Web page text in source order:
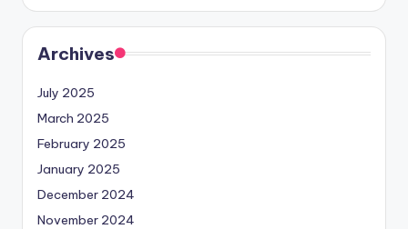
Archives
July 2025
March 2025
February 2025
January 2025
December 2024
November 2024